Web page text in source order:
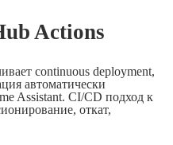
Actions
continuous deployment,
автоматически
Assistant. CI/CD подход к
откат,